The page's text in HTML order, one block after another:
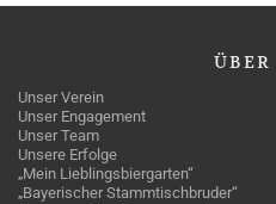
ÜBER
Unser Verein
Unser Engagement
Unser Team
Unsere Erfolge
„Mein Lieblingsbiergarten“
„Bayerischer Stammtischbruder“